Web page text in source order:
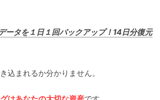
ータを１日１回バックアップ！14日分復元
込まれるか分かりません。